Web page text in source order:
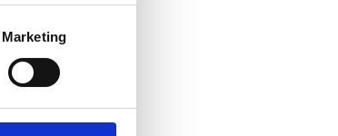
Marketing